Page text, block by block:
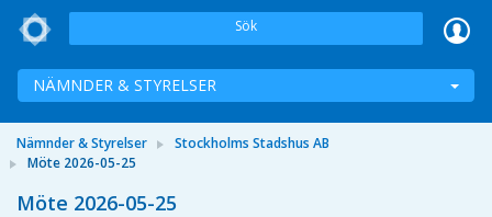
Sök
NÄMNDER & STYRELSER
Nämnder & Styrelser
Stockholms Stadshus AB
Möte 2026-05-25
Möte 2026-05-25